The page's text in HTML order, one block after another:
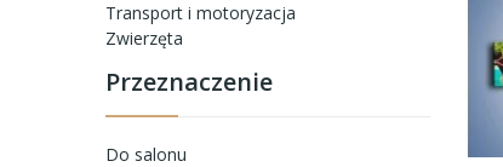
Transport i motoryzacja
Zwierzęta
Przeznaczenie
Do salonu